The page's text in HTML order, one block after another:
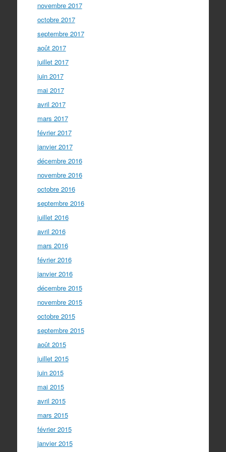
novembre 2017
octobre 2017
septembre 2017
août 2017
juillet 2017
juin 2017
mai 2017
avril 2017
mars 2017
février 2017
janvier 2017
décembre 2016
novembre 2016
octobre 2016
septembre 2016
juillet 2016
avril 2016
mars 2016
février 2016
janvier 2016
décembre 2015
novembre 2015
octobre 2015
septembre 2015
août 2015
juillet 2015
juin 2015
mai 2015
avril 2015
mars 2015
février 2015
janvier 2015